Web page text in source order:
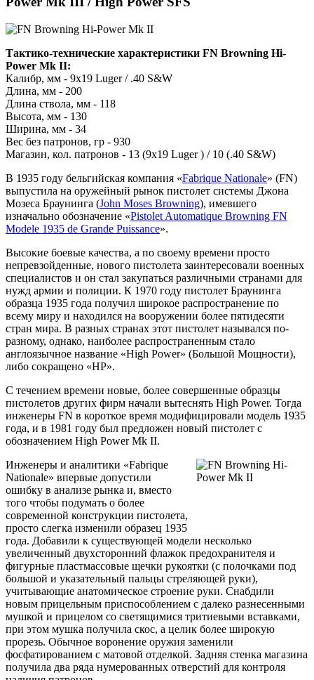
Тактико-технические характеристики FN Browning Hi-
Power Mk II:
Калибр, мм - 9x19 Luger / .40 S&W
Длина, мм - 200
Длина ствола, мм - 118
Высота, мм - 130
Ширина, мм - 34
Вес без патронов, гр - 930
Магазин, кол. патронов - 13 (9x19 Luger ) / 10 (.40 S&W)
В 1935 году бельгийская компания «Fabrique Nationale» (FN)
выпустила на оружейный рынок пистолет системы Джона
Мозеса Браунинга (John Moses Browning), имевшего
изначально обозначение «Pistolet Automatique Browning FN
Modele 1935 de Grande Puissance».
Высокие боевые качества, а по своему времени просто
непревзойденные, нового пистолета заинтересовали военных
специалистов и он стал закупаться различными странами для
нужд армии и полиции. К 1970 году пистолет Браунинга
образца 1935 года получил широкое распространение по
всему миру и находился на вооружении более пятидесяти
стран мира. В разных странах этот пистолет назывался по-
разному, однако, наиболее распространенным стало
англоязычное название «High Power» (Большой Мощности),
либо сокращено «HP».
С течением времени новые, более совершенные образцы
пистолетов других фирм начали вытеснять High Power. Тогда
инженеры FN в короткое время модифицировали модель 1935
года, и в 1981 году был предложен новый пистолет с
обозначением High Power Mk II.
Инженеры и аналитики «Fabrique
Nationale» впервые допустили
ошибку в анализе рынка и, вместо
того чтобы подумать о более
современной конструкции пистолета,
просто слегка изменили образец 1935
года. Добавили к существующей модели несколько
увеличенный двухсторонний флажок предохранителя и
фигурные пластмассовые щечки рукоятки (с полочками под
большой и указательный пальцы стреляющей руки),
учитывающие анатомическое строение руки. Снабдили
новым прицельным приспособлением с далеко разнесенными
мушкой и прицелом со светящимися тритиевыми вставками,
при этом мушка получила скос, а целик более широкую
прорезь. Обычное воронение оружия заменили
фосфатированием с матовой отделкой. Задняя стенка магазина
получила два ряда нумерованных отверстий для контроля